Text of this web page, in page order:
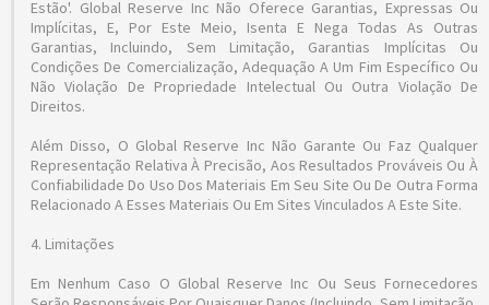
Estão'. Global Reserve Inc Não Oferece Garantias, Expressas Ou
Implícitas, E, Por Este Meio, Isenta E Nega Todas As Outras
Garantias, Incluindo, Sem Limitação, Garantias Implícitas Ou
Condições De Comercialização, Adequação A Um Fim Específico Ou
Não Violação De Propriedade Intelectual Ou Outra Violação De
Direitos.
Além Disso, O Global Reserve Inc Não Garante Ou Faz Qualquer
Representação Relativa À Precisão, Aos Resultados Prováveis ​​ou À
Confiabilidade Do Uso Dos Materiais Em Seu Site Ou De Outra Forma
Relacionado A Esses Materiais Ou Em Sites Vinculados A Este Site.
4. Limitações
Em Nenhum Caso O Global Reserve Inc Ou Seus Fornecedores